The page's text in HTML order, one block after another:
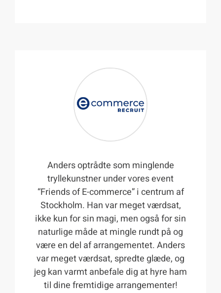
Anders optrådte som minglende
tryllekunstner under vores event
“Friends of E-commerce” i centrum af
Stockholm. Han var meget værdsat,
ikke kun for sin magi, men også for sin
naturlige måde at mingle rundt på og
være en del af arrangementet. Anders
var meget værdsat, spredte glæde, og
jeg kan varmt anbefale dig at hyre ham
til dine fremtidige arrangementer!